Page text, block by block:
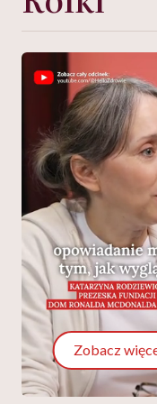
Zobacz